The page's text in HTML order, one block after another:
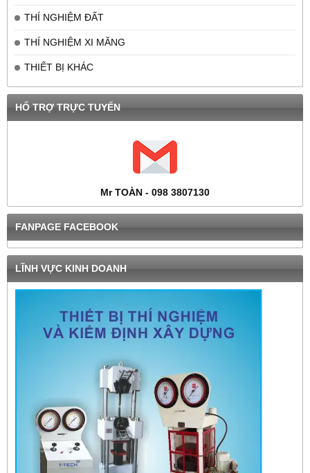
THÍ NGHIỆM ĐẤT
THÍ NGHIỆM XI MĂNG
THIẾT BỊ KHÁC
HỔ TRỢ TRỰC TUYẾN
Mr TOÀN - 098 3807130
FANPAGE FACEBOOK
LĨNH VỰC KINH DOANH